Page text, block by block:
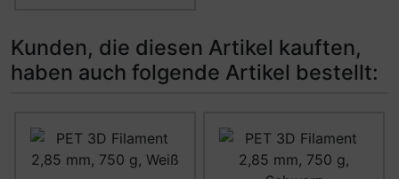
Kunden, die diesen Artikel kauften,
haben auch folgende Artikel bestellt: